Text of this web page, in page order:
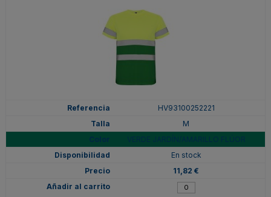
HV93100252221
M
En stock
11,82 €